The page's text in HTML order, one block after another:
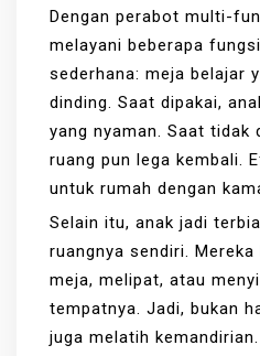
Dengan perabot multi-
melayani beberapa
sederhana: meja belajar
dinding. Saat dipakai,
yang nyaman. Saat tidak
ruang pun lega kembali.
untuk rumah dengan
Selain itu, anak jadi
ruangnya sendiri.
meja, melipat, atau
tempatnya. Jadi, bukan
juga melatih kemandirian.